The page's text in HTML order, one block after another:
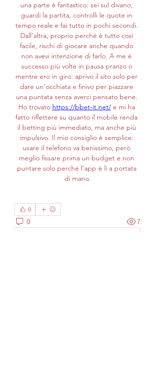
una parte è fantastico: sei sul divano,
guardi la partita, controlli le quote in
tempo reale e fai tutto in pochi secondi.
Dall’altra, proprio perché è tutto così
facile, rischi di giocare anche quando
non avevi intenzione di farlo. A me è
successo più volte in pausa pranzo o
mentre ero in giro: aprivo il sito solo per
dare un’occhiata e finivo per piazzare
una puntata senza averci pensato bene.
Ho trovato https://bbet-it.net/ e mi ha
fatto riflettere su quanto il mobile renda
il betting più immediato, ma anche più
impulsivo. Il mio consiglio è semplice:
usare il telefono va benissimo, però
meglio fissare prima un budget e non
puntare solo perché l’app è lì a portata
di mano.
0
0 7